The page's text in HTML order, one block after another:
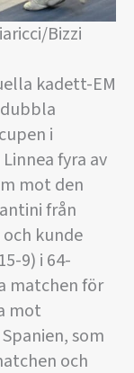
Bizzi
kadett-EM
i
fyra av
mot den
från
kunde
9) i 64-
matchen för
mot
som
och